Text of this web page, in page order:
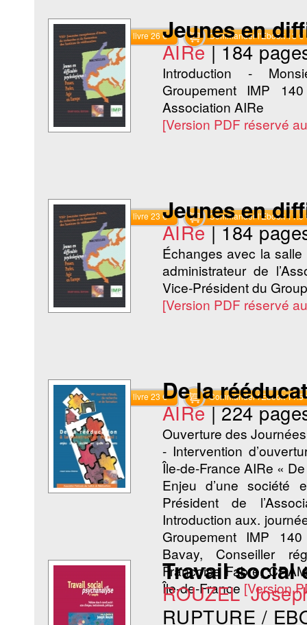
Commander le livre 26 € Commander l'Ebook 13 €
Jeunes en
AIRe |184
Introduction -
Groupement IMP
Association AIRe
[Version PDF réservé
Commander le livre 23 € Commander l'Ebook 11.5
Jeunes en
AIRe |184
Échanges avec la
administrateur de
Vice-Président du
[Version PDF réservé
Commander le livre 23 € Commander l'Ebook 11.5
De la
AIRe |224
Ouverture des Journées
- Intervention
Île-de-France AIRe «
Enjeu d’une société
Président de
Introduction aux.
Groupement IMP
Bavay, Conseiller
Françoise Fabre,
Île-de-France [Version
Travail social
ROUZEL
RUPTURE /